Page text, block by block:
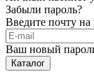
Забыли пароль?
Введите почту
Ваш новый
Каталог